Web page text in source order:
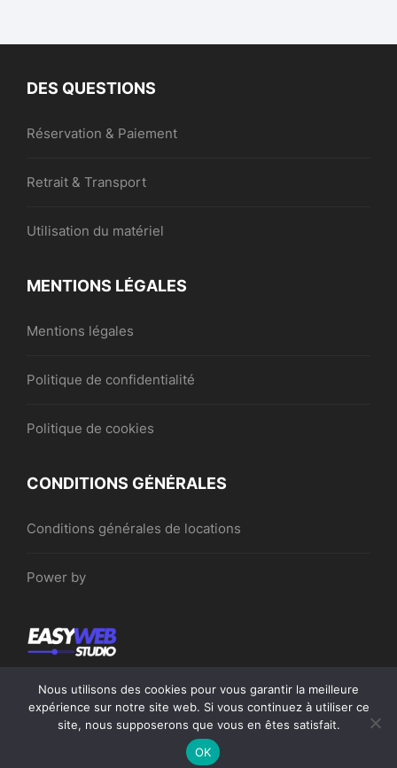
DES QUESTIONS
Réservation & Paiement
Retrait & Transport
Utilisation du matériel
MENTIONS LÉGALES
Mentions légales
Politique de confidentialité
Politique de cookies
CONDITIONS GÉNÉRALES
Conditions générales de locations
Power by
©Locationsrennaises.com 2026. Tous droits réservés.
Nous utilisons des cookies pour vous garantir la meilleure
expérience sur notre site web. Si vous continuez à utiliser ce
site, nous supposerons que vous en êtes satisfait.
OK